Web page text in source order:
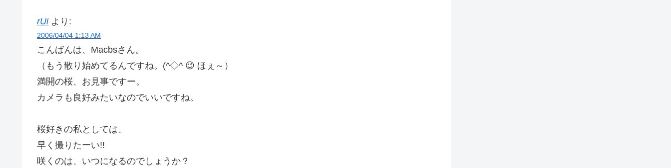
rUi より:
2006/04/04 1:13 AM
こんばんは、Macbsさん。
（もう散り始めてるんですね。(^◇^ 😉 ほぇ～）
満開の桜、お見事ですー。
カメラも良好みたいなのでいいですね。
桜好きの私としては、
早く撮りたーい!!
咲くのは、いつになるのでしょうか？